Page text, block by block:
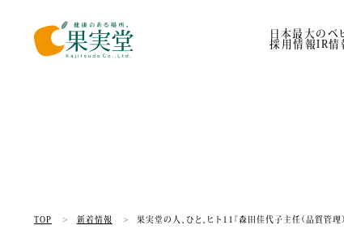
日本最大のベ
採用情報IR情
TOP 新着情報 果実堂の人、ひと、ヒト11『森田佳代子主任（品質管理）